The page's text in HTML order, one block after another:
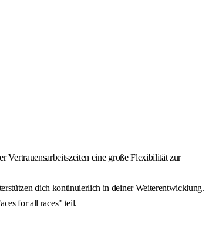
Vertrauensarbeitszeiten eine große Flexibilität zur
dich kontinuierlich in deiner Weiterentwicklung.
for all races" teil.